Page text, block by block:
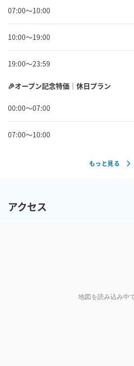
07:00〜10:00
10:00〜19:00
19:00〜23:59
🎉オープン記念特価｜休日プラン
00:00〜07:00
07:00〜10:00
もっと見る
アクセス
地図を読み込み中